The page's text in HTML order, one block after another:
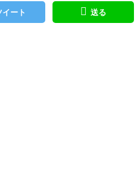
イート 送る